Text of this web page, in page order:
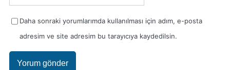
Daha sonraki yorumlarımda kullanılması için adım, e-posta
adresim ve site adresim bu tarayıcıya kaydedilsin.